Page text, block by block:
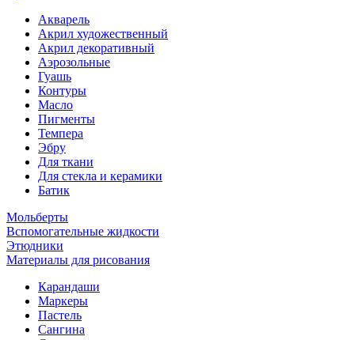
Акварель
Акрил художественный
Акрил декоративный
Аэрозольные
Гуашь
Контуры
Масло
Пигменты
Темпера
Эбру
Для ткани
Для стекла и керамики
Батик
Мольберты
Вспомогательные жидкости
Этюдники
Материалы для рисования
Карандаши
Маркеры
Пастель
Сангина